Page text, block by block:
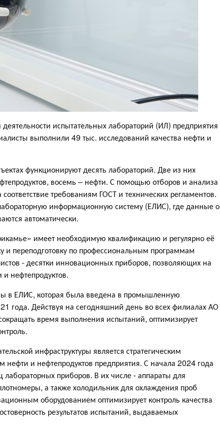
испытательных лабораторий (ИЛ) предприятия
выполнили 49 тыс. исследований качества нефти и
функционируют десять лабораторий. Две из них
восемь – нефти. С помощью отборов и анализа
требованиям ГОСТ и технических регламентов.
информационную систему (ЕЛИС), где данные о
автоматически.
имеет необходимую квалификацию и регулярно её
и переподготовку по профессиональным программам
- десятки инновационных приборов, позволяющих на
нефтепродуктов.
в ЕЛИС, которая была введена в промышленную
года. Действуя на сегодняшний день во всех филиалах АО
время выполнения испытаний, оптимизирует
инфраструктуры является стратегическим
нефти и нефтепродуктов предприятия. С начала 2024 года
приборов. В их числе - аппараты для
а также холодильник для охлаждения проб
оборудованием оптимизирует контроль качества
результатов испытаний, выдаваемых